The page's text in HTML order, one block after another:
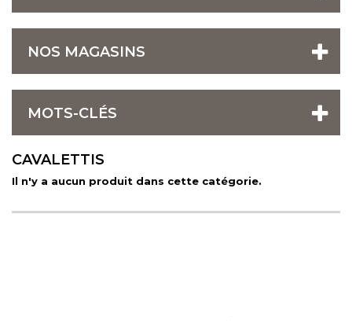
NOS MAGASINS
MOTS-CLÉS
CAVALETTIS
Il n'y a aucun produit dans cette catégorie.